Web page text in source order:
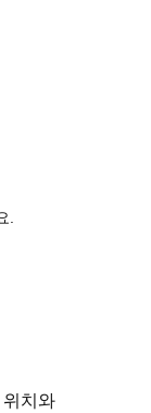
.
치와